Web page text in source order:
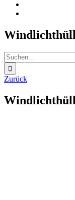
Suche
nach:
Zurück